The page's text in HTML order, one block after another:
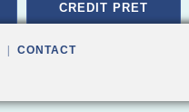
CREDIT PRET
CONTACT